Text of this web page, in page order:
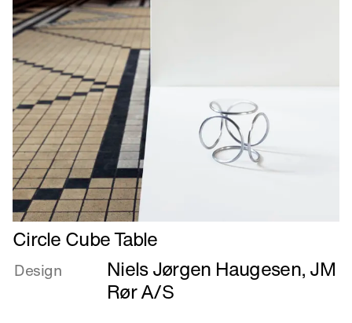
Læs
mere
om
Circle Cube Table
Design Niels Jørgen Haugesen,JM
Rør A/S